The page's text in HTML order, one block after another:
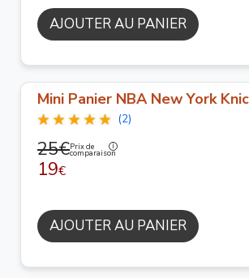
AJOUTER AU PANIER
Mini Panier NBA New York
(2)
25€Prix de
comparaison
19€
AJOUTER AU PANIER